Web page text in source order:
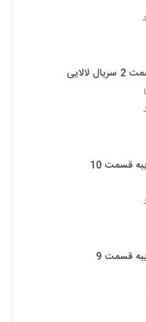
لالایی
قسمت 10
قسمت 9